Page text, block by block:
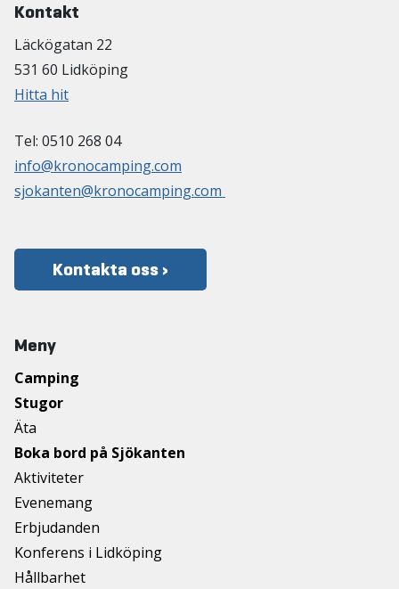
Kontakt
Läckögatan 22
531 60 Lidköping
Hitta hit
Tel: 0510 268 04
info@kronocamping.com
sjokanten@kronocamping.com
Kontakta oss ›
Meny
Camping
Stugor
Äta
Boka bord på Sjökanten
Aktiviteter
Evenemang
Erbjudanden
Konferens i Lidköping
Hållbarhet